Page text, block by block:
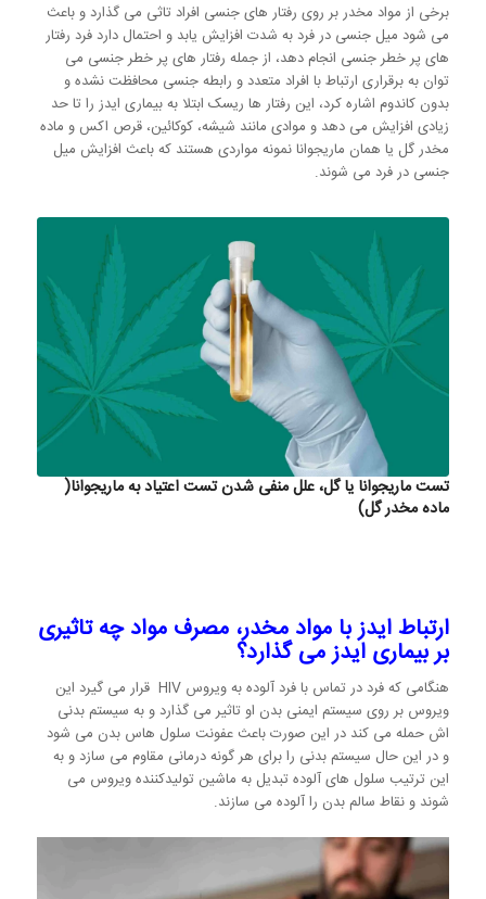
برخی از مواد مخدر بر روی رفتار های جنسی افراد تاثی می گذارد و باعث
می شود میل جنسی در فرد به شدت افزایش یابد و احتمال دارد فرد رفتار
های پر خطر جنسی انجام دهد، از جمله رفتار های پر خطر جنسی می
توان به برقراری ارتباط با افراد متعدد و رابطه جنسی محافظت نشده و
بدون کاندوم اشاره کرد، این رفتار ها ریسک ابتلا به بیماری ایدز را تا حد
زیادی افزایش می دهد و موادی مانند شیشه، کوکائین، قرص اکس و ماده
مخدر گل یا همان ماریجوانا نمونه مواردی هستند که باعث افزایش میل
جنسی در فرد می شوند.
تست ماریجوانا یا گل، علل منفی شدن تست اعتیاد به ماریجوانا(
ماده مخدر گل)
ارتباط ایدز با مواد مخدر، مصرف مواد چه تاثیری
بر بیماری ایدز می گذارد؟
هنگامی که فرد در تماس با فرد آلوده به ویروس HIV قرار می گیرد این
ویروس بر روی سیستم ایمنی بدن او تاثیر می گذارد و به سیستم بدنی
اش حمله می کند در این صورت باعث عفونت سلول هاس بدن می شود
و در این حال سیستم بدنی را برای هر گونه درمانی مقاوم می سازد و به
این ترتیب سلول های آلوده تبدیل به ماشین تولیدکننده ویروس می
شوند و نقاط سالم بدن را آلوده می سازند.